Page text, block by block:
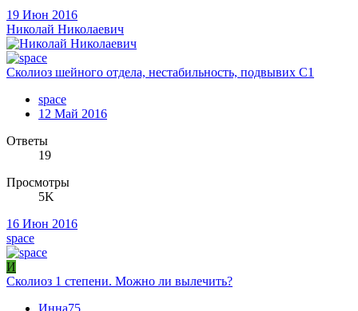
19 Июн 2016
Николай Николаевич
Сколиоз шейного отдела, нестабильность, подвывих С1
space
12 Май 2016
Ответы
19
Просмотры
5K
16 Июн 2016
space
И
Сколиоз 1 степени. Можно ли вылечить?